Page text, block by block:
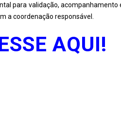
para validação, acompanhamento
a coordenação responsável.
AQUI!